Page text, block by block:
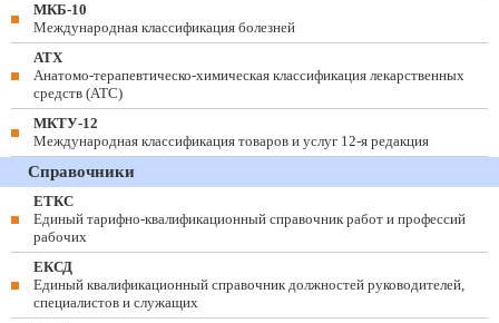
МКБ-10
Международная классификация болезней
АТХ
Анатомо-терапевтическо-химическая классификация лекарственных
средств (ATC)
МКТУ-12
Международная классификация товаров и услуг 12-я редакция
Справочники
ЕТКС
Единый тарифно-квалификационный справочник работ и профессий
рабочих
ЕКСД
Единый квалификационный справочник должностей руководителей,
специалистов и служащих